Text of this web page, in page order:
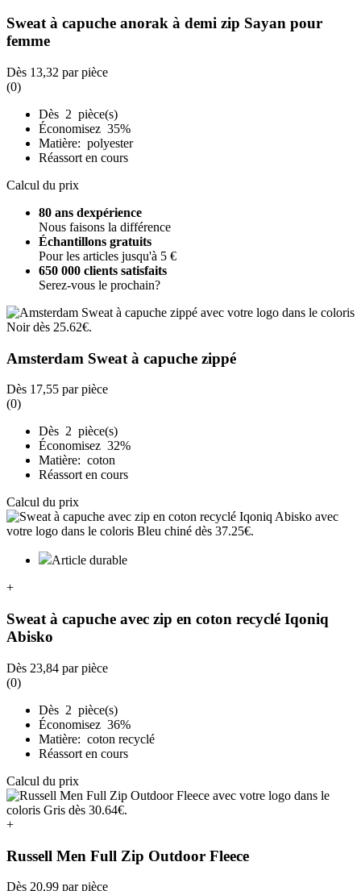
Sweat à capuche anorak à demi zip Sayan pour
femme
Dès 13,32 par pièce
(0)
Dès 2 pièce(s)
Économisez 35%
Matière: polyester
Réassort en cours
Calcul du prix
80 ans dexpérience
Nous faisons la différence
Échantillons gratuits
Pour les articles jusqu'à 5 €
650 000 clients satisfaits
Serez-vous le prochain?
Amsterdam Sweat à capuche zippé
Dès 17,55 par pièce
(0)
Dès 2 pièce(s)
Économisez 32%
Matière: coton
Réassort en cours
Calcul du prix
Article durable
+
Sweat à capuche avec zip en coton recyclé Iqoniq
Abisko
Dès 23,84 par pièce
(0)
Dès 2 pièce(s)
Économisez 36%
Matière: coton recyclé
Réassort en cours
Calcul du prix
+
Russell Men Full Zip Outdoor Fleece
Dès 20,99 par pièce